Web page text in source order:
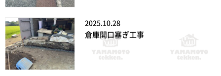
2025.10.28
倉庫開口塞ぎ工事